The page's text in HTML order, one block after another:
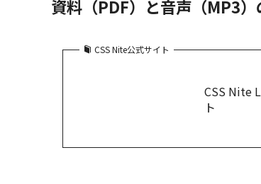
資料（PDF）と音声（MP3
CSS Nite公式サイト
CSS Nite
ト